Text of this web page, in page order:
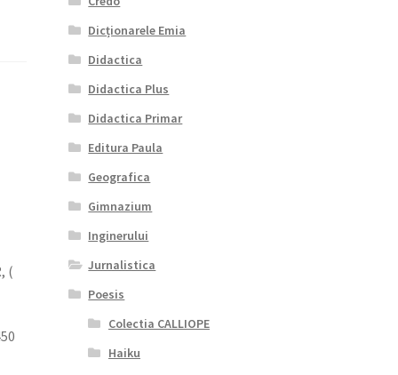
(
Dicționarele Emia
Didactica
Didactica Plus
Didactica Primar
Editura Paula
Geografica
Gimnazium
Inginerului
Jurnalistica
Poesis
Colectia CALLIOPE
Haiku